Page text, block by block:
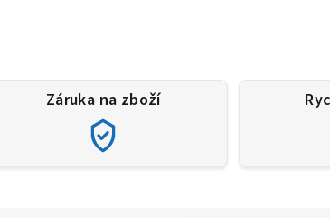
Záruka na zboží